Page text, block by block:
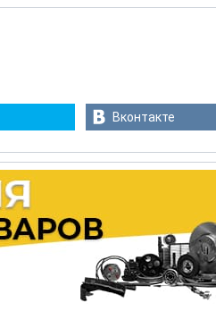
Вконтакте